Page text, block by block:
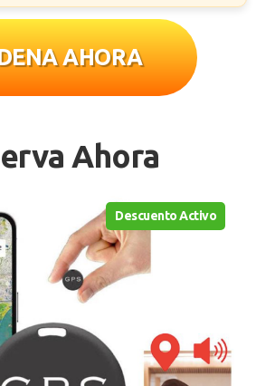
AHORA
Ahora
Descuento Activo